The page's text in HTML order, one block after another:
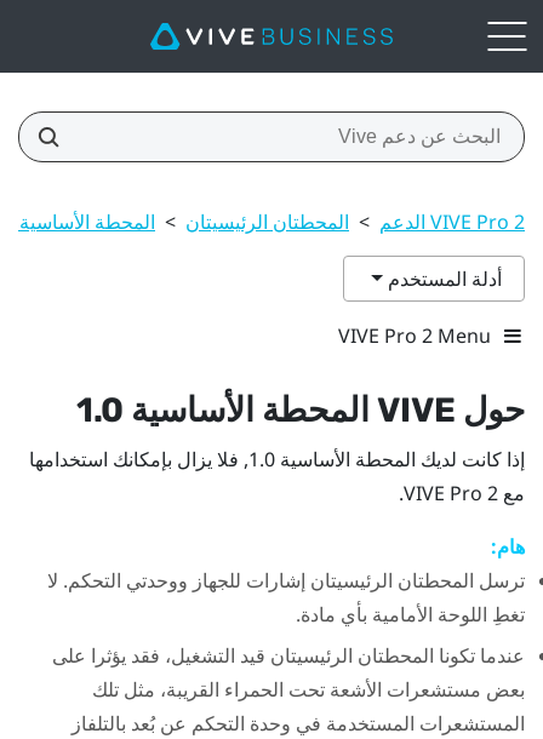
VIVE Pro 2 الدعم > المحطتان الرئيسيتان > المحطة الأساسية 1.0
أدلة المستخدم
VIVE Pro 2 Menu
حول VIVE المحطة الأساسية 1.0
إذا كانت لديك المحطة الأساسية 1.0
, فلا يزال بإمكانك استخدامها
مع VIVE Pro 2
.
هام:
ترسل المحطتان الرئيسيتان إشارات للجهاز ووحدتي التحكم. لا
تغطِ اللوحة الأمامية بأي مادة.
عندما تكونا المحطتان الرئيسيتان قيد التشغيل، فقد يؤثرا على
بعض مستشعرات الأشعة تحت الحمراء القريبة، مثل تلك
المستشعرات المستخدمة في وحدة التحكم عن بُعد بالتلفاز